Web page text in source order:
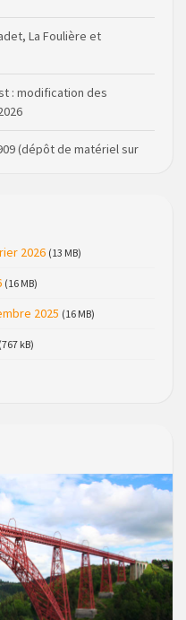
La Foulière et
: modification des
(dépôt de matériel sur
sur la commune
pour les permanences
de Saint Just, ses
piscine
conseil municipal à
2026 (13 MB)
(16 MB)
2025 (16 MB)
(767 kB)